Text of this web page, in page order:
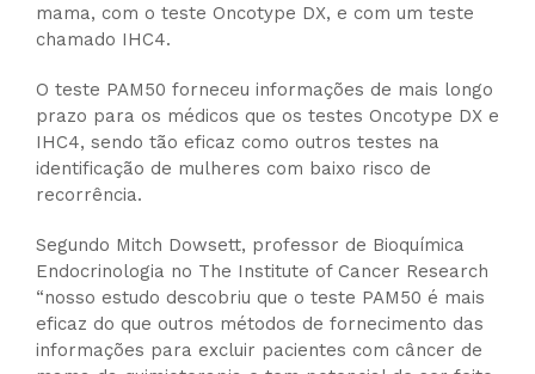
mama, com o teste Oncotype DX, e com um teste
chamado IHC4.
O teste PAM50 forneceu informações de mais longo
prazo para os médicos que os testes Oncotype DX e
IHC4, sendo tão eficaz como outros testes na
identificação de mulheres com baixo risco de
recorrência.
Segundo Mitch Dowsett, professor de Bioquímica
Endocrinologia no The Institute of Cancer Research
“nosso estudo descobriu que o teste PAM50 é mais
eficaz do que outros métodos de fornecimento das
informações para excluir pacientes com câncer de